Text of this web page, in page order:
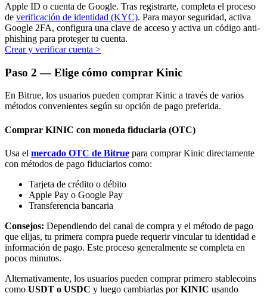
Aprender Staking
Obtenga más información sobre cómo obtener ingresos pasivos
Bitrue
AI
Bitrue Partners
Afiliados de Bitrue
Apple ID o cuenta de Google. Tras registrarte, completa el proceso
de verificación de identidad (KYC). Para mayor seguridad, activa
Google 2FA, configura una clave de acceso y activa un código anti-
phishing para proteger tu cuenta.
Crear y verificar cuenta >
Paso 2 — Elige cómo comprar Kinic
En Bitrue, los usuarios pueden comprar Kinic a través de varios
métodos convenientes según su opción de pago preferida.
Comprar KINIC con moneda fiduciaria (OTC)
Usa el mercado OTC de Bitrue para comprar Kinic directamente
con métodos de pago fiduciarios como:
Tarjeta de crédito o débito
Apple Pay o Google Pay
Transferencia bancaria
Consejos: Dependiendo del canal de compra y el método de pago
que elijas, tu primera compra puede requerir vincular tu identidad e
información de pago. Este proceso generalmente se completa en
pocos minutos.
Alternativamente, los usuarios pueden comprar primero stablecoins
como USDT o USDC y luego cambiarlas porKINIC usando